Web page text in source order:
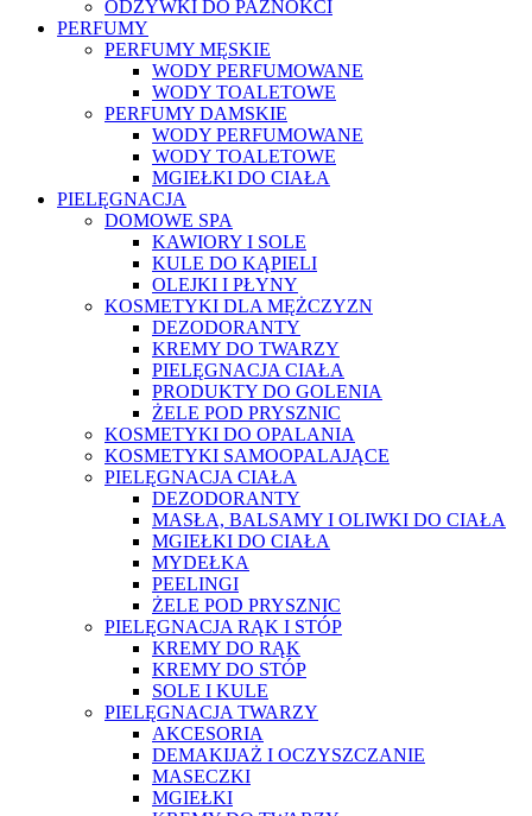
ODŻYWKI DO PAZNOKCI
PERFUMY
PERFUMY MĘSKIE
WODY PERFUMOWANE
WODY TOALETOWE
PERFUMY DAMSKIE
WODY PERFUMOWANE
WODY TOALETOWE
MGIEŁKI DO CIAŁA
PIELĘGNACJA
DOMOWE SPA
KAWIORY I SOLE
KULE DO KĄPIELI
OLEJKI I PŁYNY
KOSMETYKI DLA MĘŻCZYZN
DEZODORANTY
KREMY DO TWARZY
PIELĘGNACJA CIAŁA
PRODUKTY DO GOLENIA
ŻELE POD PRYSZNIC
KOSMETYKI DO OPALANIA
KOSMETYKI SAMOOPALAJĄCE
PIELĘGNACJA CIAŁA
DEZODORANTY
MASŁA, BALSAMY I OLIWKI DO CIAŁA
MGIEŁKI DO CIAŁA
MYDEŁKA
PEELINGI
ŻELE POD PRYSZNIC
PIELĘGNACJA RĄK I STÓP
KREMY DO RĄK
KREMY DO STÓP
SOLE I KULE
PIELĘGNACJA TWARZY
AKCESORIA
DEMAKIJAŻ I OCZYSZCZANIE
MASECZKI
MGIEŁKI